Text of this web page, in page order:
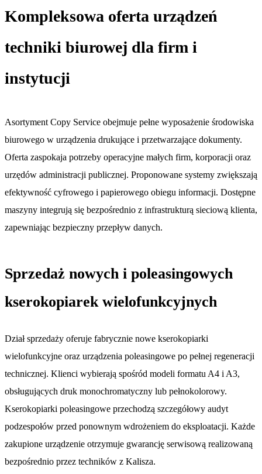
Kompleksowa oferta urządzeń
techniki biurowej dla firm i
instytucji
Asortyment Copy Service obejmuje pełne wyposażenie środowiska
biurowego w urządzenia drukujące i przetwarzające dokumenty.
Oferta zaspokaja potrzeby operacyjne małych firm, korporacji oraz
urzędów administracji publicznej. Proponowane systemy zwiększają
efektywność cyfrowego i papierowego obiegu informacji. Dostępne
maszyny integrują się bezpośrednio z infrastrukturą sieciową klienta,
zapewniając bezpieczny przepływ danych.
Sprzedaż nowych i poleasingowych
kserokopiarek wielofunkcyjnych
Dział sprzedaży oferuje fabrycznie nowe kserokopiarki
wielofunkcyjne oraz urządzenia poleasingowe po pełnej regeneracji
technicznej. Klienci wybierają spośród modeli formatu A4 i A3,
obsługujących druk monochromatyczny lub pełnokolorowy.
Kserokopiarki poleasingowe przechodzą szczegółowy audyt
podzespołów przed ponownym wdrożeniem do eksploatacji. Każde
zakupione urządzenie otrzymuje gwarancję serwisową realizowaną
bezpośrednio przez techników z Kalisza.